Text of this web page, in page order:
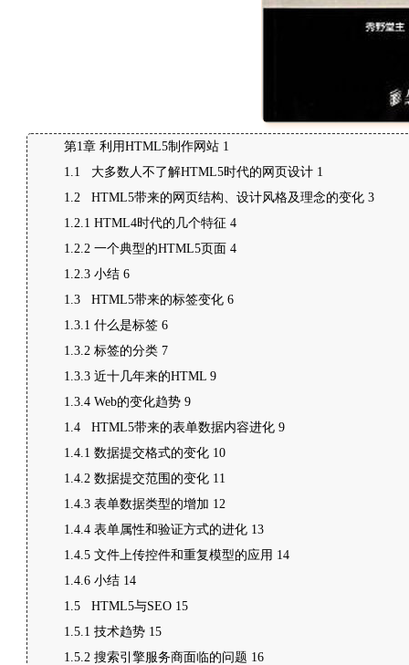
第1章 利用HTML5制作网站 1
1.1 大多数人不了解HTML5时代的网页设计 1
1.2 HTML5带来的网页结构、设计风格及理念的变化 3
1.2.1 HTML4时代的几个特征 4
1.2.2 一个典型的HTML5页面 4
1.2.3 小结 6
1.3 HTML5带来的标签变化 6
1.3.1 什么是标签 6
1.3.2 标签的分类 7
1.3.3 近十几年来的HTML 9
1.3.4 Web的变化趋势 9
1.4 HTML5带来的表单数据内容进化 9
1.4.1 数据提交格式的变化 10
1.4.2 数据提交范围的变化 11
1.4.3 表单数据类型的增加 12
1.4.4 表单属性和验证方式的进化 13
1.4.5 文件上传控件和重复模型的应用 14
1.4.6 小结 14
1.5 HTML5与SEO 15
1.5.1 技术趋势 15
1.5.2 搜索引擎服务商面临的问题 16